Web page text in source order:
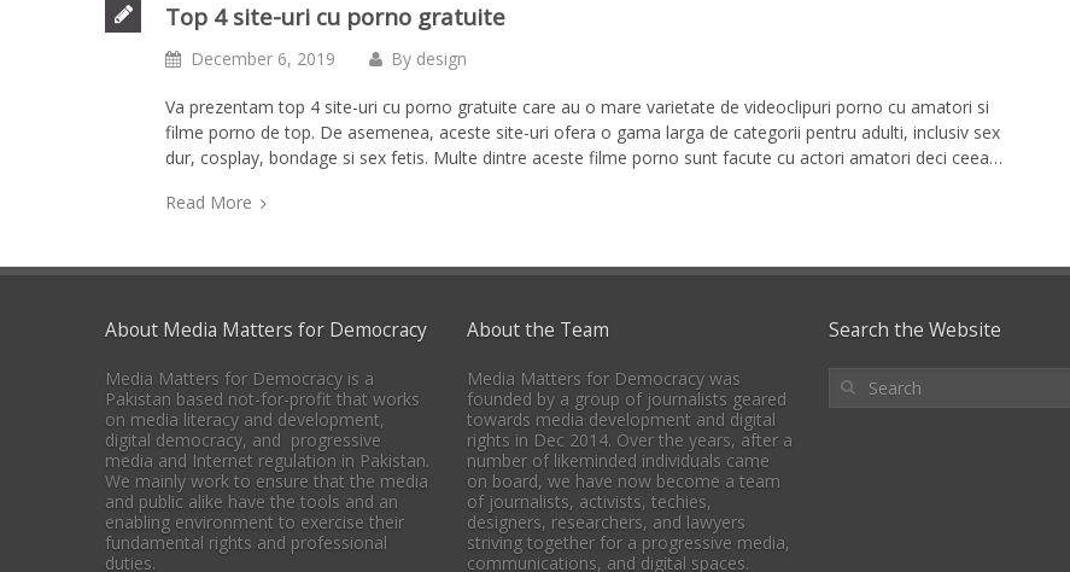
Top 4 site-uri cu porno gratuite
December 6, 2019 By design
Va prezentam top 4 site-uri cu porno gratuite care au o mare varietate de videoclipuri porno cu amatori si
filme porno de top. De asemenea, aceste site-uri ofera o gama larga de categorii pentru adulti, inclusiv sex
dur, cosplay, bondage si sex fetis. Multe dintre aceste filme porno sunt facute cu actori amatori deci ceea…
Read More
About Media Matters for Democracy
Media Matters for Democracy is a
Pakistan based not-for-profit that works
on media literacy and development,
digital democracy, and progressive
media and Internet regulation in Pakistan.
We mainly work to ensure that the media
and public alike have the tools and an
enabling environment to exercise their
fundamental rights and professional
duties.
About the Team
Media Matters for Democracy was
founded by a group of journalists geared
towards media development and digital
rights in Dec 2014. Over the years, after a
number of likeminded individuals came
on board, we have now become a team
of journalists, activists, techies,
designers, researchers, and lawyers
striving together for a progressive media,
communications, and digital spaces.
Search the Website